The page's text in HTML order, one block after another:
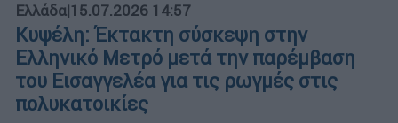
Ελλάδα|15.07.2026 14:57
Κυψέλη: Έκτακτη σύσκεψη στην
Ελληνικό Μετρό μετά την παρέμβαση
του Εισαγγελέα για τις ρωγμές στις
πολυκατοικίες